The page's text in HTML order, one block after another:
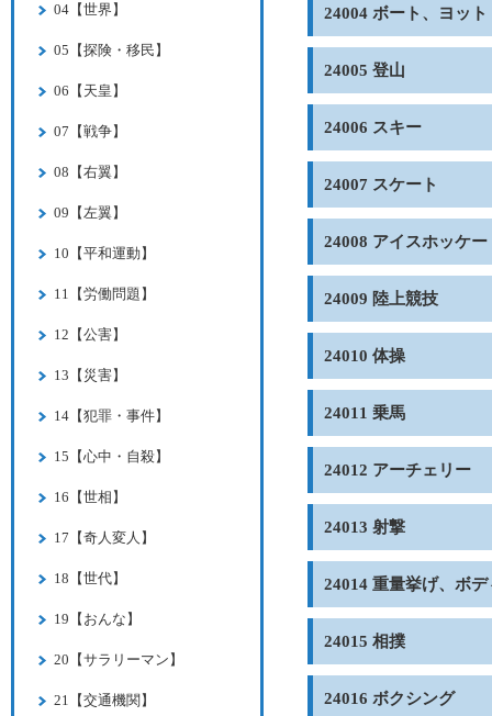
24004 ボート、ヨット
24005 登山
24006 スキー
24007 スケート
24008 アイスホッケー
24009 陸上競技
24010 体操
24011 乗馬
24012 アーチェリー
24013 射撃
24014 重量挙げ、ボデ
24015 相撲
24016 ボクシング
04【世界】
05【探険・移民】
06【天皇】
07【戦争】
08【右翼】
09【左翼】
10【平和運動】
11【労働問題】
12【公害】
13【災害】
14【犯罪・事件】
15【心中・自殺】
16【世相】
17【奇人変人】
18【世代】
19【おんな】
20【サラリーマン】
21【交通機関】